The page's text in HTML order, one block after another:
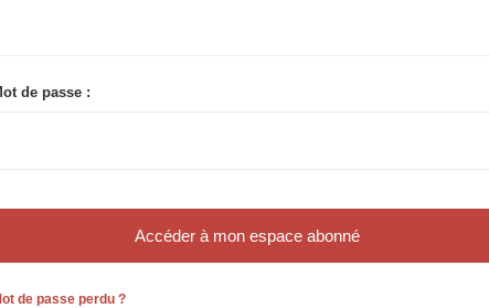
de passe :
de passe perdu ?